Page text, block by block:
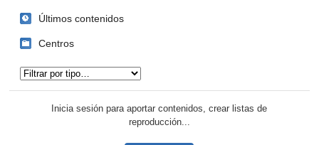
Últimos contenidos
Centros
Inicia sesión para aportar contenidos, crear listas de
reproducción...